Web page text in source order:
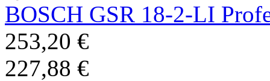
BOSCH GSR 18-2-LI
253,20 €
227,88 €